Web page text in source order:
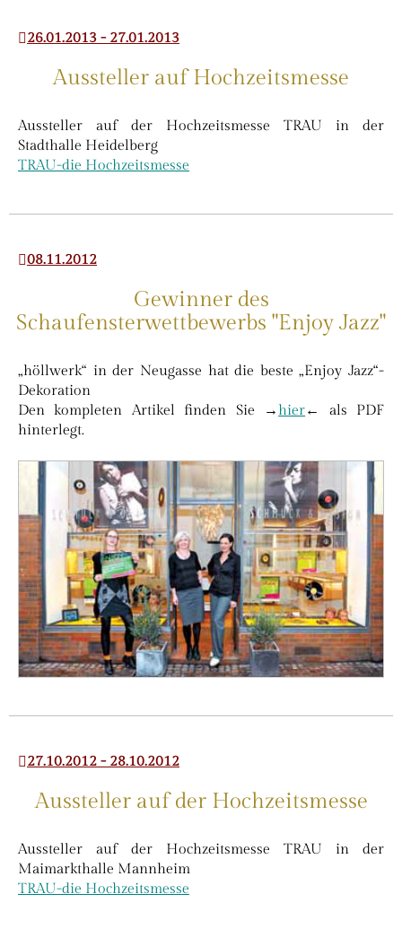
26.01.2013 - 27.01.2013
Aussteller auf Hochzeitsmesse
Aussteller auf der Hochzeitsmesse TRAU in der
Stadthalle Heidelberg
TRAU-die Hochzeitsmesse
08.11.2012
Gewinner des
Schaufensterwettbewerbs "Enjoy Jazz"
„höllwerk“ in der Neugasse hat die beste „Enjoy Jazz“-
Dekoration
Den kompleten Artikel finden Sie →hier← als PDF
hinterlegt.
27.10.2012 - 28.10.2012
Aussteller auf der Hochzeitsmesse
Aussteller auf der Hochzeitsmesse TRAU in der
Maimarkthalle Mannheim
TRAU-die Hochzeitsmesse